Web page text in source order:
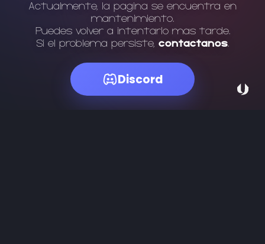
Actualmente, la página se encuentra en
mantenimiento.
Puedes volver a intentarlo más tarde.
Si el problema persiste, contáctanos.
Discord